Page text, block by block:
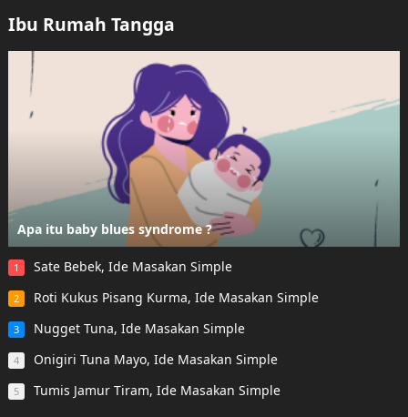
Ibu Rumah Tangga
Apa itu baby blues syndrome ?
1 Sate Bebek, Ide Masakan Simple
2 Roti Kukus Pisang Kurma, Ide Masakan Simple
3 Nugget Tuna, Ide Masakan Simple
4 Onigiri Tuna Mayo, Ide Masakan Simple
5 Tumis Jamur Tiram, Ide Masakan Simple